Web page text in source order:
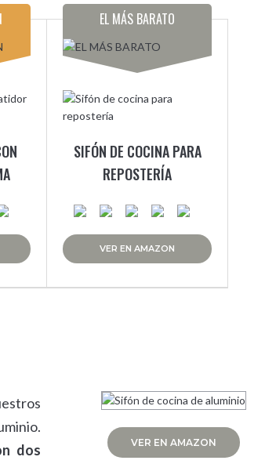
EL MÁS BARATO
SIFÓN DE COCINA PARA
REPOSTERÍA
VER EN AMAZON
VER EN AMAZON
dos